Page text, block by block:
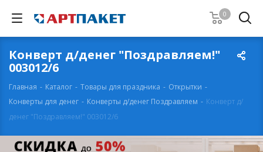
0
Конверт д/денег "Поздравляем!"
003012/6
Главная - Каталог - Товары для праздника - Открытки -
Конверты для денег - Конверты д/денег Поздравляем - Конверт д/
денег "Поздравляем!" 003012/6